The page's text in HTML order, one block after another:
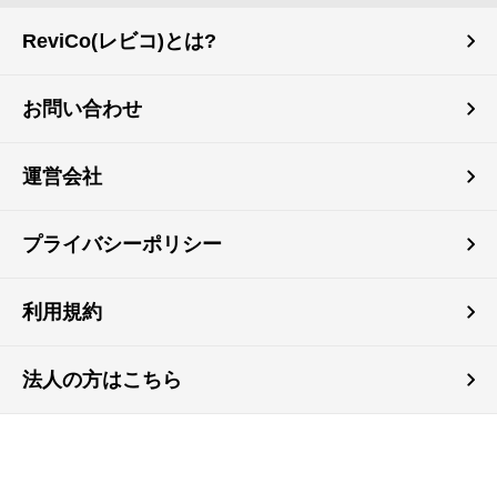
ReviCo(レビコ)とは?
お問い合わせ
運営会社
プライバシーポリシー
利用規約
法人の方はこちら